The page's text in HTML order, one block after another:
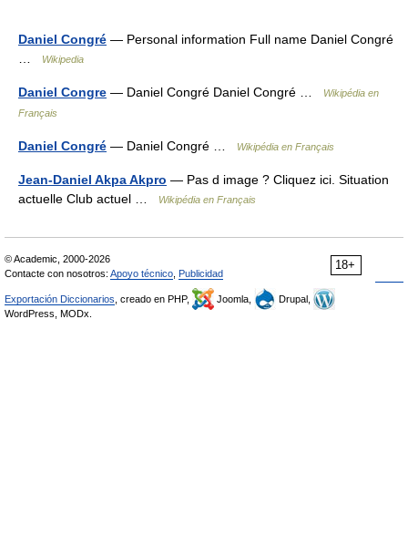
Daniel Congré — Personal information Full name Daniel Congré
Wikipedia
Daniel Congre — Daniel Congré Daniel Congré …
Wikipédia en
Français
Daniel Congré — Daniel Congré … Wikipédia en Français
Jean-Daniel Akpa Akpro — Pas d image ? Cliquez ici. Situation
actuelle Club actuel …
Wikipédia en Français
18+
© Academic, 2000-2026
Contacte con nosotros: Apoyo técnico Publicidad
Exportación Diccionarios , creado en PHP, Joomla,
Drupal,
WordPress, MODx.